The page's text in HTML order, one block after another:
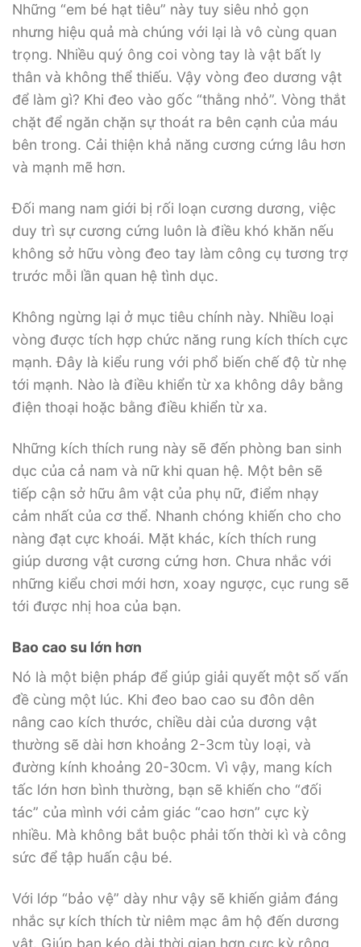
Những “em bé hạt tiêu” này tuy siêu nhỏ gọn
nhưng hiệu quả mà chúng với lại là vô cùng quan
trọng. Nhiều quý ông coi vòng tay là vật bất ly
thân và không thể thiếu. Vậy vòng đeo dương vật
để làm gì? Khi đeo vào gốc “thằng nhỏ”. Vòng thắt
chặt để ngăn chặn sự thoát ra bên cạnh của máu
bên trong. Cải thiện khả năng cương cứng lâu hơn
và mạnh mẽ hơn.
Đối mang nam giới bị rối loạn cương dương, việc
duy trì sự cương cứng luôn là điều khó khăn nếu
không sở hữu vòng đeo tay làm công cụ tương trợ
trước mỗi lần quan hệ tình dục.
Không ngừng lại ở mục tiêu chính này. Nhiều loại
vòng được tích hợp chức năng rung kích thích cực
mạnh. Đây là kiểu rung với phổ biến chế độ từ nhẹ
tới mạnh. Nào là điều khiển từ xa không dây bằng
điện thoại hoặc bằng điều khiển từ xa.
Những kích thích rung này sẽ đến phòng ban sinh
dục của cả nam và nữ khi quan hệ. Một bên sẽ
tiếp cận sở hữu âm vật của phụ nữ, điểm nhạy
cảm nhất của cơ thể. Nhanh chóng khiến cho cho
nàng đạt cực khoái. Mặt khác, kích thích rung
giúp dương vật cương cứng hơn. Chưa nhắc với
những kiểu chơi mới hơn, xoay ngược, cục rung sẽ
tới được nhị hoa của bạn.
Bao cao su lớn hơn
Nó là một biện pháp để giúp giải quyết một số vấn
đề cùng một lúc. Khi đeo bao cao su đôn dên
nâng cao kích thước, chiều dài của dương vật
thường sẽ dài hơn khoảng 2-3cm tùy loại, và
đường kính khoảng 20-30cm. Vì vậy, mang kích
tấc lớn hơn bình thường, bạn sẽ khiến cho “đối
tác” của mình với cảm giác “cao hơn” cực kỳ
nhiều. Mà không bắt buộc phải tốn thời kì và công
sức để tập huấn cậu bé.
Với lớp “bảo vệ” dày như vậy sẽ khiến giảm đáng
nhắc sự kích thích từ niêm mạc âm hộ đến dương
vật. Giúp bạn kéo dài thời gian hơn cực kỳ rộng